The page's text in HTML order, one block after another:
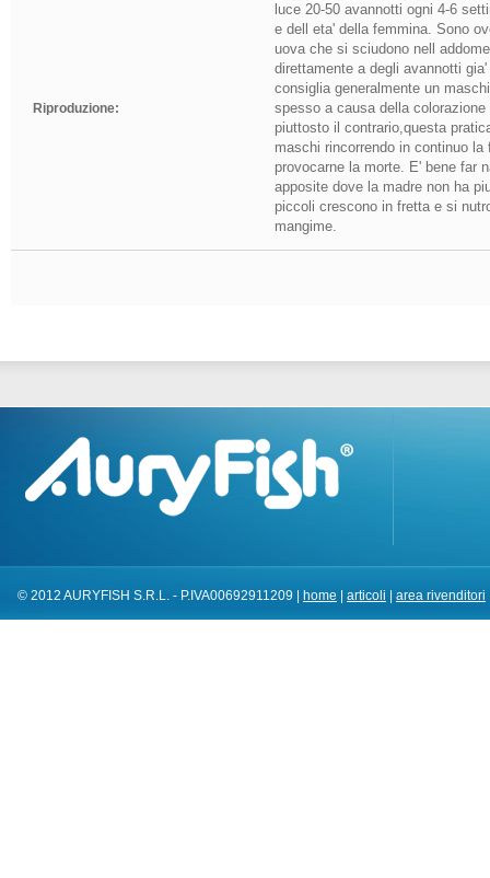
Riproduzione:
luce 20-50 avannotti ogni 4-6
e dell eta' della femmina. Sono
uova che si sciudono nell
direttamente a degli avannotti
consiglia generalmente un
spesso a causa della
piuttosto il contrario,questa
maschi rincorrendo in continuo
provocarne la morte. E' bene far
apposite dove la madre non ha
piccoli crescono in fretta e si
mangime.
© 2012 AURYFISH S.R.L. - P.IVA00692911209 | home articoli area rivenditori